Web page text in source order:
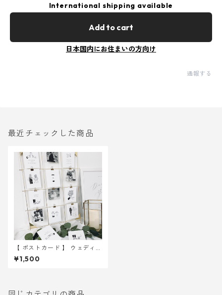
International shipping available
Add to cart
日本国内にお住まいの方向け
通報する
最近チェックした商品
【 ポストカード 】 ウェディン
グイラスト 10枚 ｜ 結婚式
ウェルカムスペース
¥1,500